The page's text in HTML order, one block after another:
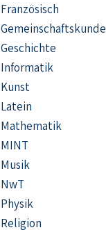
Französisch
Gemeinschaftskunde
Geschichte
Informatik
Kunst
Latein
Mathematik
MINT
Musik
NwT
Physik
Religion